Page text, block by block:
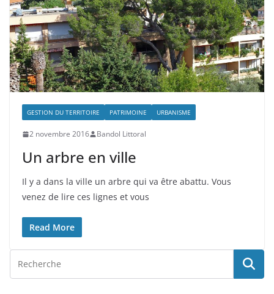
GESTION DU TERRITOIRE PATRIMOINE URBANISME
2 novembre 2016 Bandol Littoral
Un arbre en ville
Il y a dans la ville un arbre qui va être abattu. Vous
venez de lire ces lignes et vous
Read More